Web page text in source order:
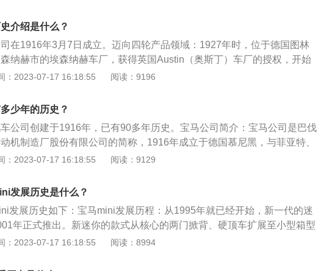
售的500辆M5迅速售罄，订单数量远超宝马此前的预期。1981至1988
第二代宝马5系共生产了722328台，为下一代车型的研发奠定了坚实的基
年，宝马正式宣布推出代号为E34的第三代宝马5系，新款的5系比代号
5系拥有更大的车身尺寸，轴距加长到了2760毫米，而重量却并没有多
第三代5系车型更加丰富，先后推出了518I、520I、525I、525IX、530
5速自动变速箱供消费者选择。同时，525IX为全时四驱车型，而520I、5
还推出了旅行款车型。1995年，全新的宝马5系一改曾经的棱直线
变得更加饱满，四个独立的圆形大灯也被整合在了一起，天使眼的家族
后这款车型在中国由华晨宝马开始进行投产，陆续还推出了国产版本的
文章里大家最熟悉的车型。优雅的线条将古典与现代化结为一体，虽然
代车型那样的个性，但是整体大气简洁的造型依然收获了很多人们的
一代宝马5系除了犀利的外观给人最多的感觉可能就要算是满满的科技
触屏式的车钥匙；动态光束技术的自适应LED大灯；支持手势和语音控
介绍是什么？
在1916年3月7日成立。迈向四轮产品领域：1927年时，位于德国图林
纳赫市的埃森纳赫车厂，获得英国Austin（奥斯丁）车厂的授权，开始
著名的Austin7车款之德国版本，挂上Dixi（迪克西）的品牌销售。隔
为该厂第一辆汽车产品。战后至今：2018年10月11日宝马集团斥资增持
中国汽车组成的合资企业华晨宝马25%股权，交易完成后宝马集团的持股
现时的50%增至75%，此外，合资公司的合同期限将从原来的2028年延
年。
：2023-07-17 16:18:55 阅读：9196
少年的历史？
公司创建于1916年，已有90多年历史。宝马公司简介：宝马公司是巴伐
机制造厂股份有限公司的简称，1916年成立于德国慕尼黑，与菲亚特、
诺、劳斯莱斯相比显得年轻。但是在20世纪30年代它却制造出了世界上
：1922年，BMW自己研制了第一台摩托车发动机，虽然不被采纳，但
厂定下了重要的方向，之后在nuremberg的victoria-worke厂房重新制造了
克斯.费兹设计的500ml风冷水平对置的两汽缸摩托车发动机，装配在革
32摩托车上，它的动力是通过传动轴而不是链条传递到后轮，r-32为经典
托车定下了样本。1924年，BMW把r-32投入市场，并很快就获得了成
：2023-07-17 16:18:55 阅读：9129
发展历史是什么？
发展历史如下：宝马mini发展历程：从1995年就已经开始，新一代的迷
年正式推出。新迷你的款式从核心的两门掀背、硬顶车扩展至小型箱型
车和跨界休旅车。迷你品牌在历史上曾有许多拥有者。1966年英国汽车
：2023-07-17 16:18:55 阅读：8994